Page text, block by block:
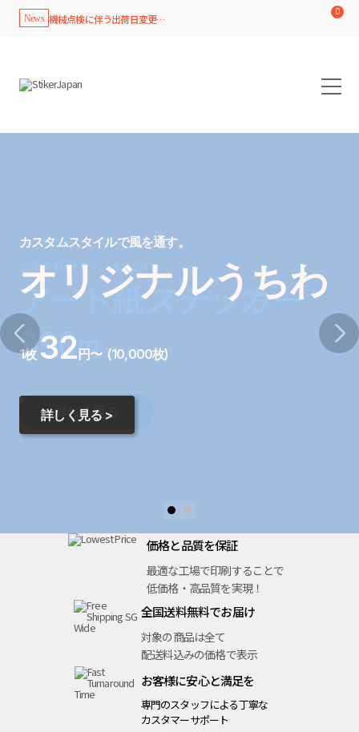
News 機械点検に伴う出荷日変更のお知... 0
カスタムスタイルで風を通す。
オリジナルうちわ
1枚32 円〜 (10,000枚)
詳しく見る >
ステッカー
円/100枚～
価格と品質を保証
最適な工場で印刷することで
低価格・ 高品質を実現！
全国送料無料でお届け
対象の商品は全て
配送料込みの価格で表示
お客様に安心と満足を
専門のスタッフによる丁寧な
カスタマーサポート